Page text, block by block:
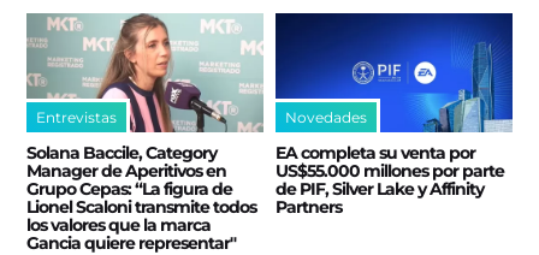
Entrevistas
Solana Baccile, Category
Manager de Aperitivos en
Grupo Cepas: “La figura de
Lionel Scaloni transmite todos
los valores que la marca
Gancia quiere representar"
Novedades
EA completa su venta por
US$55.000 millones por parte
de PIF, Silver Lake y Affinity
Partners